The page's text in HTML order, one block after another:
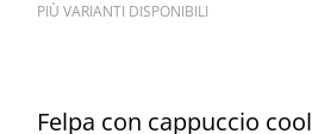
PIÙ VARIANTI DISPONIBILI
Felpa con cappuccio cool